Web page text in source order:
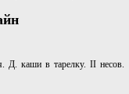
каши в тарелку. II несов.